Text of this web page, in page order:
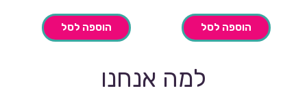
הוספה לסל הוספה לסל
למה אנחנו